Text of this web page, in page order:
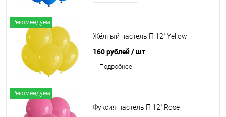
Рекомендуем
Жёлтый пастель П 12" Yellow
160 рублей/ шт
Подробнее
Рекомендуем
Фуксия пастель П 12" Rose